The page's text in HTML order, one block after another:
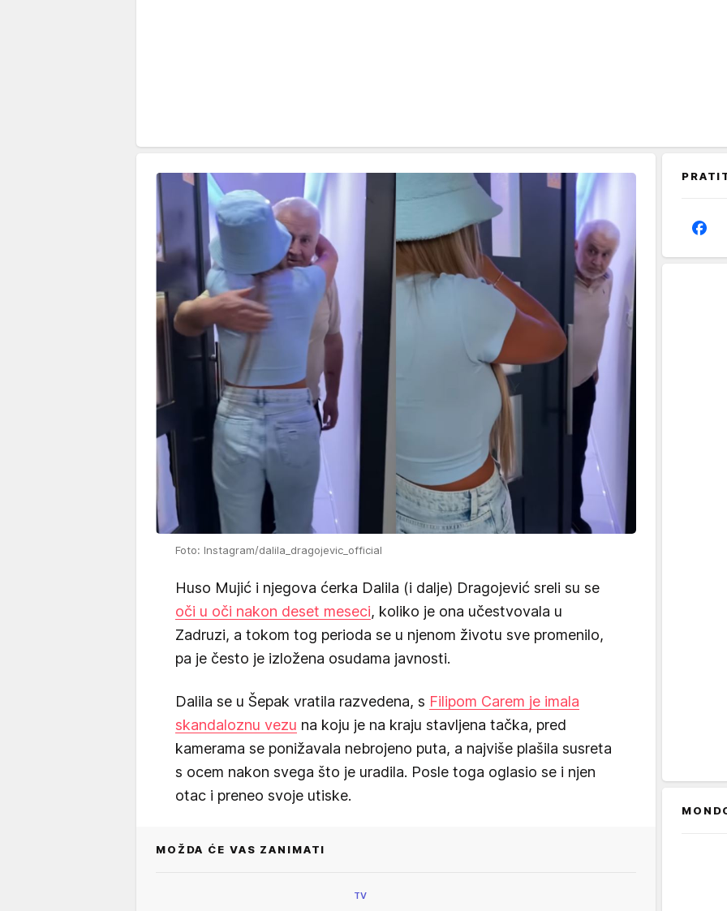
Foto: Instagram/dalila_dragojevic_official
Huso Mujić i njegova ćerka Dalila (i dalje) Dragojević sreli su se
oči u oči nakon deset meseci, koliko je ona učestvovala u
Zadruzi, a tokom tog perioda se u njenom životu sve promenilo,
pa je često je izložena osudama javnosti.
Dalila se u Šepak vratila razvedena, s Filipom Carem je imala
skandaloznu vezu na koju je na kraju stavljena tačka, pred
kamerama se ponižavala nebrojeno puta, a najviše plašila susreta
s ocem nakon svega što je uradila. Posle toga oglasio se i njen
otac i preneo svoje utiske.
MOŽDA ĆE VAS ZANIMATI
TV